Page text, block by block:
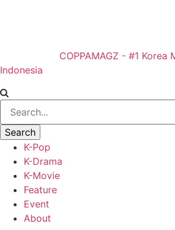
COPPAMAGZ - #1 Korea
Indonesia
K-Pop
K-Drama
K-Movie
Feature
Event
About